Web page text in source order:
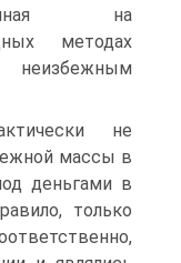
на
методах
неизбежным
не
массы в
деньгами в
только